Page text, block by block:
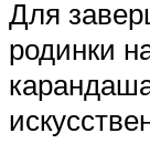
Для
родинки